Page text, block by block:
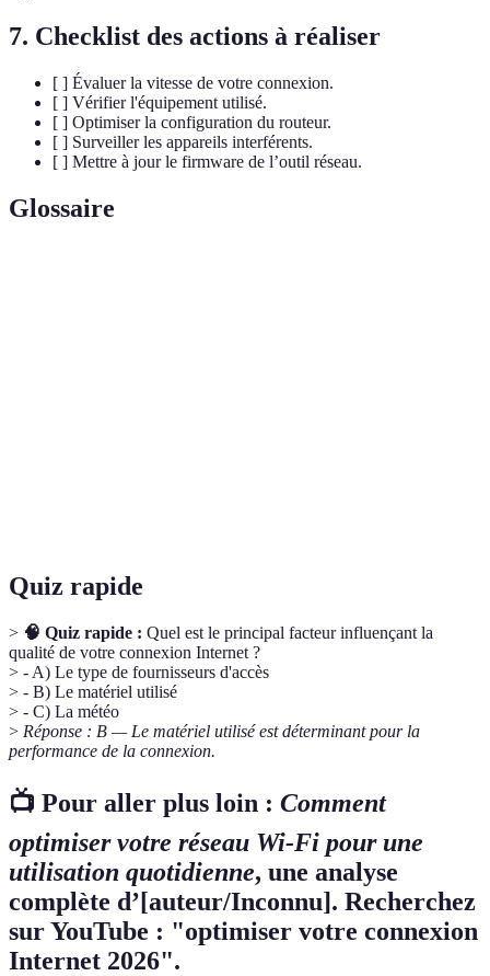
7. Checklist des actions à réaliser
[ ] Évaluer la vitesse de votre connexion.
[ ] Vérifier l'équipement utilisé.
[ ] Optimiser la configuration du routeur.
[ ] Surveiller les appareils interférents.
[ ] Mettre à jour le firmware de l’outil réseau.
Glossaire
Quiz rapide
> 🧠 Quiz rapide : Quel est le principal facteur influençant la
qualité de votre connexion Internet ?
> - A) Le type de fournisseurs d'accès
> - B) Le matériel utilisé
> - C) La météo
> Réponse : B — Le matériel utilisé est déterminant pour la
performance de la connexion.
📺 Pour aller plus loin : Comment
optimiser votre réseau Wi-Fi pour une
utilisation quotidienne, une analyse
complète d’[auteur/Inconnu]. Recherchez
sur YouTube : "optimiser votre connexion
Internet 2026".